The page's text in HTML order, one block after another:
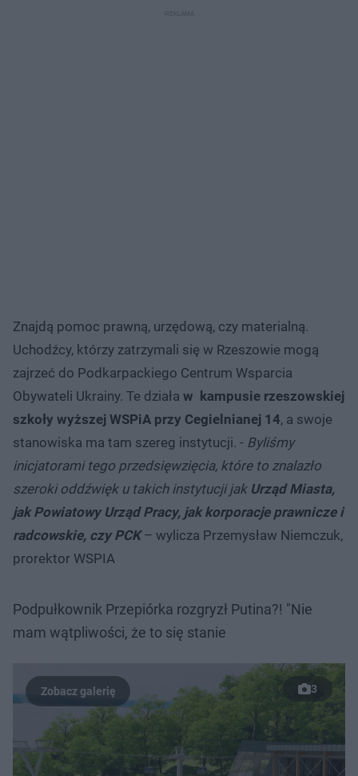
Znajdą pomoc prawną, urzędową, czy materialną.
Uchodźcy, którzy zatrzymali się w Rzeszowie mogą
zajrzeć do Podkarpackiego Centrum Wsparcia
Obywateli Ukrainy. Te działa w kampusie rzeszowskiej
szkoły wyższej WSPiA przy Cegielnianej 14, a swoje
stanowiska ma tam szereg instytucji. - Byliśmy
inicjatorami tego przedsięwzięcia, które to znalazło
szeroki oddźwięk u takich instytucji jak Urząd Miasta,
jak Powiatowy Urząd Pracy, jak korporacje prawnicze i
radcowskie, czy PCK– wylicza Przemysław Niemczuk,
prorektor WSPIA
Podpułkownik Przepiórka rozgryzł Putina?! "Nie
mam wątpliwości, że to się stanie
3